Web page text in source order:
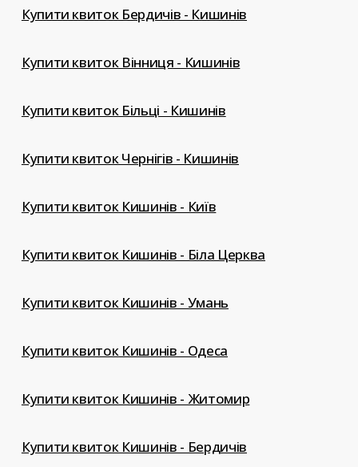
Купити квиток Бердичів - Кишинів
Купити квиток Вінниця - Кишинів
Купити квиток Більці - Кишинів
Купити квиток Чернігів - Кишинів
Купити квиток Кишинів - Київ
Купити квиток Кишинів - Біла Церква
Купити квиток Кишинів - Умань
Купити квиток Кишинів - Одеса
Купити квиток Кишинів - Житомир
Купити квиток Кишинів - Бердичів